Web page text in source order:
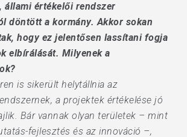
állami értékelői rendszer
döntött a kormány. Akkor sokan
hogy ez jelentősen lassítani fogja
elbírálását. Milyenek a
is sikerült helytállnia az
a projektek értékelése jó
Bár vannak olyan területek – mint
fejlesztés és az innováció –,